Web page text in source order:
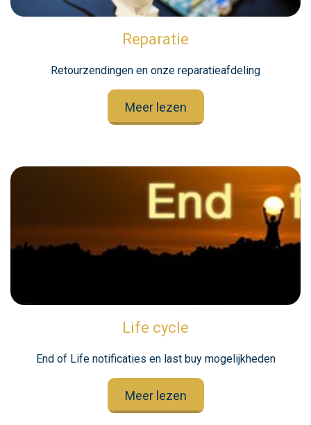
Reparatie
Retourzendingen en onze reparatieafdeling
Meer lezen
Life cycle
End of Life notificaties en last buy mogelijkheden
Meer lezen